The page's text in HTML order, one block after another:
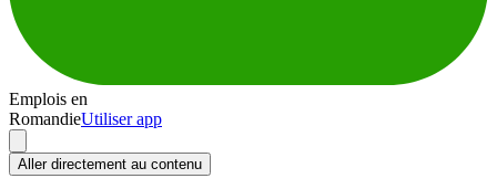
Emplois en
RomandieUtiliser app
Aller directement au contenu